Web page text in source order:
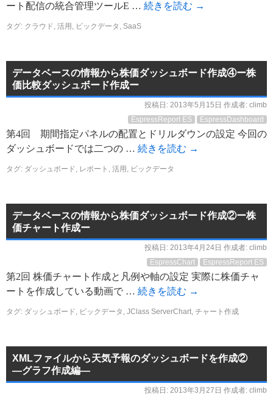
ート配信の統合管理ツールE … 続きを読む →
タグ: クラウド, 活用 , ビックデータ , SaaS
データベースの情報から株価ダッシュボード作成④ー株
価比較ダッシュボード作成ー
投稿日: 2013年5月15日 作成者: climb
EspressReport ES
EspressDashboard
第4回 期間指定パネルの配置とドリルダウンの設定 今回の
ダッシュボードでは二つの … 続きを読む →
タグ: ダッシュボード, レポート , 活用 , ビックデータ
データベースの情報から株価ダッシュボード作成②ー株
価チャート作成ー
投稿日: 2013年4月24日 作成者: climb
EspressChart
EspressReport ES
第2回 株価チャート作成と凡例や軸の設定 実際に株価チャ
ートを作成している動画で … 続きを読む →
タグ: ダッシュボード, ビックデータ , JClass ServerChart, チャート作成
XMLファイルから天気予報のダッシュボードを作成②
―グラフ作成編―
投稿日: 2013年3月27日 作成者: climb